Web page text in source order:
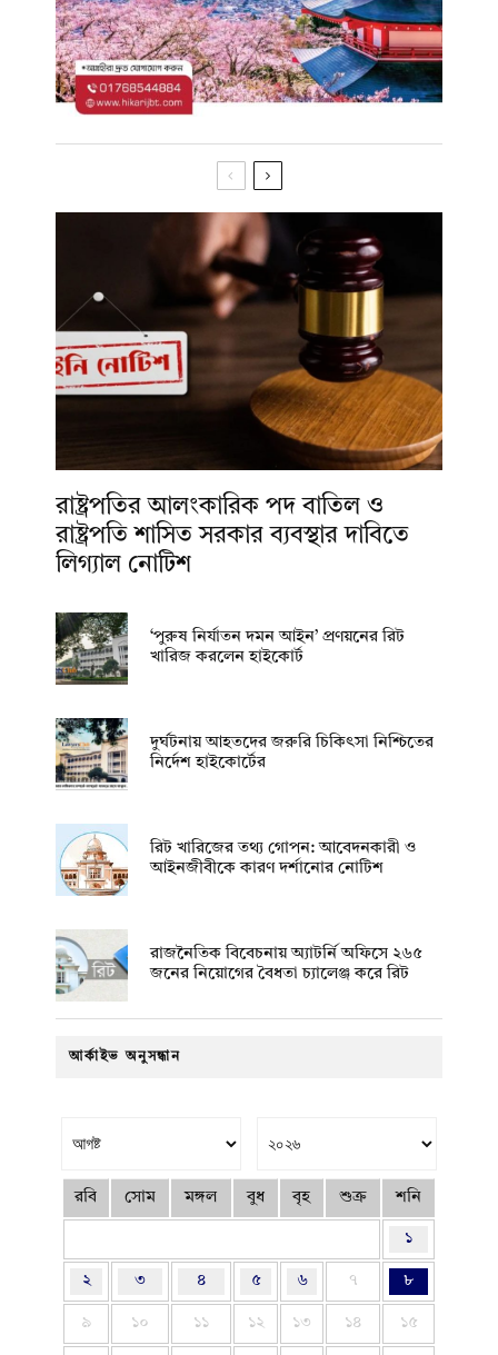
রাষ্ট্রপতির আলংকারিক পদ বাতিল ও
রাষ্ট্রপতি শাসিত সরকার ব্যবস্থার দাবিতে
লিগ্যাল নোটিশ
‘পুরুষ নির্যাতন দমন আইন’ প্রণয়নের রিট
খারিজ করলেন হাইকোর্ট
দুর্ঘটনায় আহতদের জরুরি চিকিৎসা নিশ্চিতের
নির্দেশ হাইকোর্টের
রিট খারিজের তথ্য গোপন: আবেদনকারী ও
আইনজীবীকে কারণ দর্শানোর নোটিশ
রাজনৈতিক বিবেচনায় অ‍্যাটর্নি অফিসে ২৬৫
জনের নিয়োগের বৈধতা চ্যালেঞ্জ করে রিট
আর্কাইভ অনুসন্ধান
রবি সোম মঙ্গল বুধ বৃহ শুক্র শনি
১
২ ৩ ৪ ৫ ৬ ৭ ৮
৯ ১০ ১১ ১২ ১৩ ১৪ ১৫